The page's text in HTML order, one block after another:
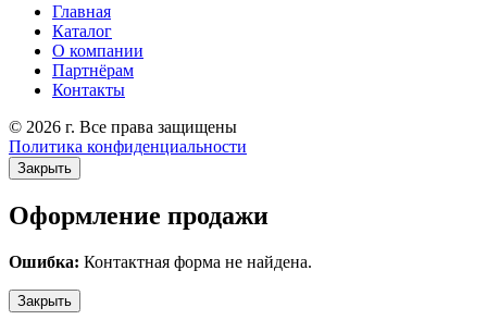
Главная
Каталог
О компании
Партнёрам
Контакты
© 2026 г. Все права защищены
Политика конфиденциальности
Закрыть
Оформление продажи
Ошибка: Контактная форма не найдена.
Закрыть